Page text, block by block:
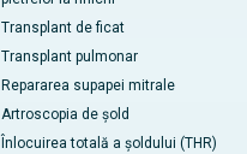
Transplant de ficat
Transplant pulmonar
Repararea supapei mitrale
Artroscopia de șold
Înlocuirea totală a șoldului (THR)